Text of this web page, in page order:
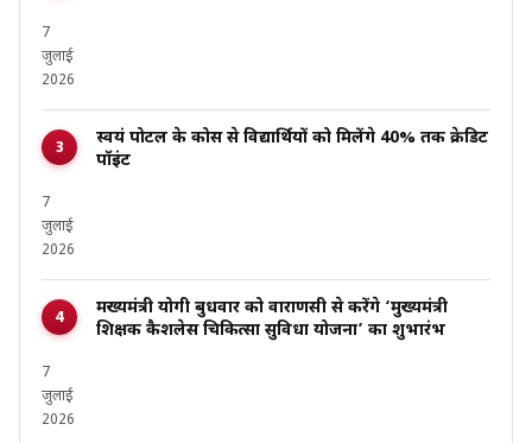
7
जुलाई
2026
स्वयं पोर्टल के कोर्स से विद्यार्थियों को मिलेंगे 40% तक क्रेडिट
पॉइंट
7
जुलाई
2026
मख्यमंत्री योगी बुधवार को वाराणसी से करेंगे ‘मुख्यमंत्री
शिक्षक कैशलेस चिकित्सा सुविधा योजना’ का शुभारंभ
7
जुलाई
2026